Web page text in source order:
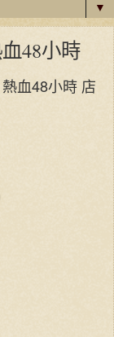
▼
48小時
熱血48小時 店